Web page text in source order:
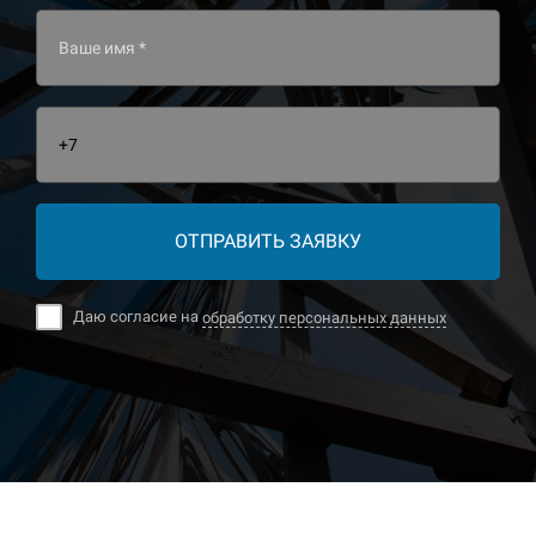
ОТПРАВИТЬ ЗАЯВКУ
Даю согласие наобработку персональных данных